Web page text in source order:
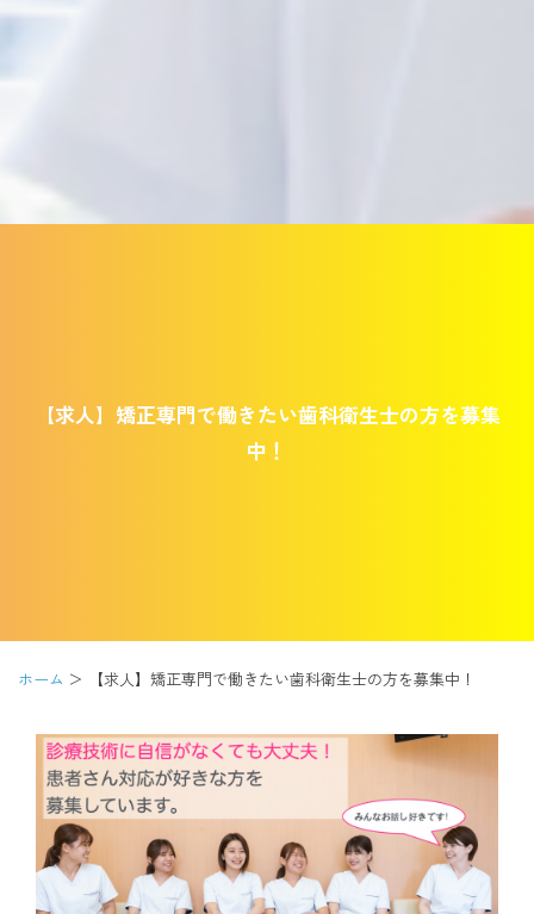
【求人】矯正専門で働きたい歯科衛生士の方を募集
中！
ホーム 【求人】矯正専門で働きたい歯科衛生士の方を募集中！